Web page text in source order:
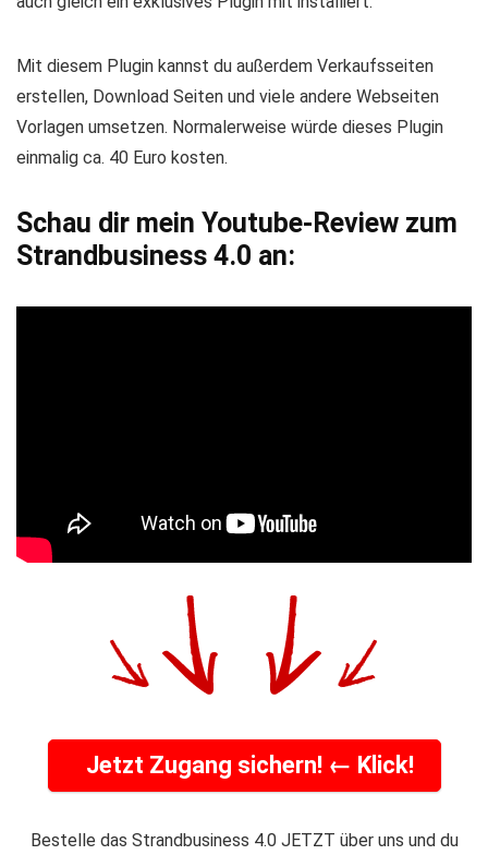
Mit diesem Plugin kannst du außerdem Verkaufsseiten
erstellen, Download Seiten und viele andere Webseiten
Vorlagen umsetzen. Normalerweise würde dieses Plugin
einmalig ca. 40 Euro kosten.
Schau dir mein Youtube-Review zum
Strandbusiness 4.0 an:
Jetzt Zugang sichern! ← Klick!
Bestelle das Strandbusiness 4.0 JETZT über uns und du